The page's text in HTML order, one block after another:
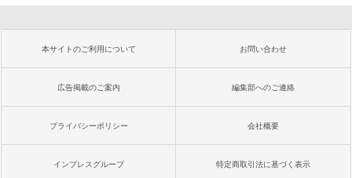
本サイトのご利用について お問い合わせ
広告掲載のご案内 編集部へのご連絡
プライバシーポリシー 会社概要
インプレスグループ 特定商取引法に基づく表示